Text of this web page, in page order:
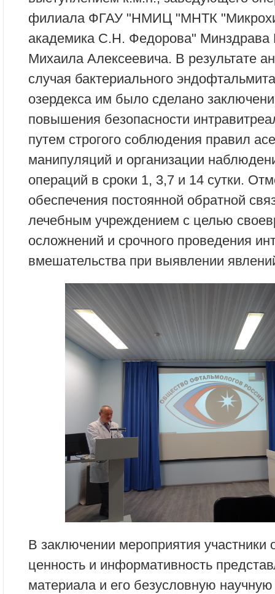
филиала ФГАУ "НМИЦ "МНТК
академика С.Н. Федорова" Минздрава
Михаила Алексеевича. В результате
случая бактериального
озердекса им было сделано
повышения безопасности
путем строгого соблюдения правил
манипуляций и организации
операций в сроки 1, 3,7 и 14 сутки.
обеспечения постоянной обратной
лечебным учреждением с целью
осложнений и срочного проведения
вмешательства при выявлении
В заключении мероприятия участники
ценность и информативность
материала и его безусловную